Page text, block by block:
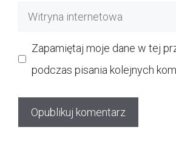
Witryna
Zapamiętaj moje dane w tej
podczas pisania kolejnych